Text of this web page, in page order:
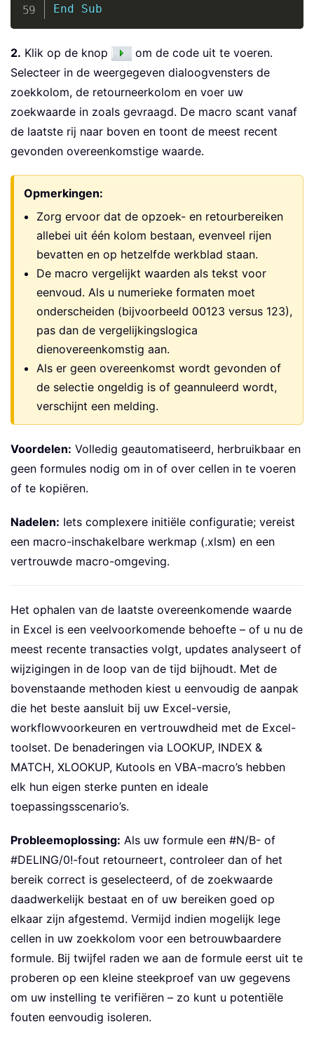
End
Sub
2. Klik op de knop
om de code uit te voeren.
Selecteer in de weergegeven dialoogvensters de
zoekkolom, de retourneerkolom en voer uw
zoekwaarde in zoals gevraagd. De macro scant vanaf
de laatste rij naar boven en toont de meest recent
gevonden overeenkomstige waarde.
Opmerkingen:
Zorg ervoor dat de opzoek- en retourbereiken
allebei uit één kolom bestaan, evenveel rijen
bevatten en op hetzelfde werkblad staan.
De macro vergelijkt waarden als tekst voor
eenvoud. Als u numerieke formaten moet
onderscheiden (bijvoorbeeld 00123 versus 123),
pas dan de vergelijkingslogica
dienovereenkomstig aan.
Als er geen overeenkomst wordt gevonden of
de selectie ongeldig is of geannuleerd wordt,
verschijnt een melding.
Voordelen: Volledig geautomatiseerd, herbruikbaar en
geen formules nodig om in of over cellen in te voeren
of te kopiëren.
Nadelen: Iets complexere initiële configuratie; vereist
een macro-inschakelbare werkmap (.xlsm) en een
vertrouwde macro-omgeving.
Het ophalen van de laatste overeenkomende waarde
in Excel is een veelvoorkomende behoefte – of u nu de
meest recente transacties volgt, updates analyseert of
wijzigingen in de loop van de tijd bijhoudt. Met de
bovenstaande methoden kiest u eenvoudig de aanpak
die het beste aansluit bij uw Excel-versie,
workflowvoorkeuren en vertrouwdheid met de Excel-
toolset. De benaderingen via LOOKUP, INDEX &
MATCH, XLOOKUP, Kutools en VBA-macro’s hebben
elk hun eigen sterke punten en ideale
toepassingsscenario’s.
Probleemoplossing: Als uw formule een #N/B- of
#DELING/0!-fout retourneert, controleer dan of het
bereik correct is geselecteerd, of de zoekwaarde
daadwerkelijk bestaat en of uw bereiken goed op
elkaar zijn afgestemd. Vermijd indien mogelijk lege
cellen in uw zoekkolom voor een betrouwbaardere
formule. Bij twijfel raden we aan de formule eerst uit te
proberen op een kleine steekproef van uw gegevens
om uw instelling te verifiëren – zo kunt u potentiële
fouten eenvoudig isoleren.